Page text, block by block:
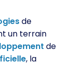
de
un terrain
de
, la